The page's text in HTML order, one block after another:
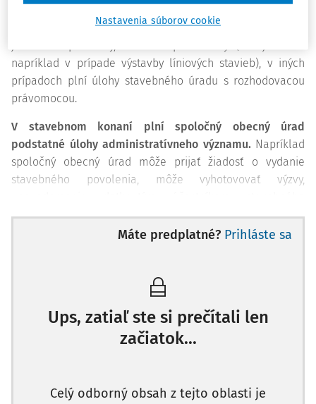
má možnosť vznášať oprávnené námietky, poskytovať
napríklad v prípade výstavby líniových stavieb), v iných
prípadoch plní úlohy stavebného úradu s rozhodovacou
právomocou.
V stavebnom konaní plní spoločný obecný úrad
podstatné úlohy administratívneho významu.Napríklad
spoločný obecný úrad môže prijať žiadosť o vydanie
stavebného povolenia, môže vyhotovovať výzvy,
konania, že sa začalo stavebné konanie, spracovávať
námietky v rámci stavebného konania, v prípade líniovej
vyhláškou, taktiež môže zabezpečiť miestne zisťovanie
konania.
Správny poplatok, ktorý sa platí v súvislosti so začatím
úrad, ale obec, ktorá je oprávneným stavebným úradom a
Máte predplatné? Prihláste sa
Ups, zatiaľ ste si prečítali len
začiatok...
Celý odborný obsah z tejto oblasti je
Nastavenia súborov cookie